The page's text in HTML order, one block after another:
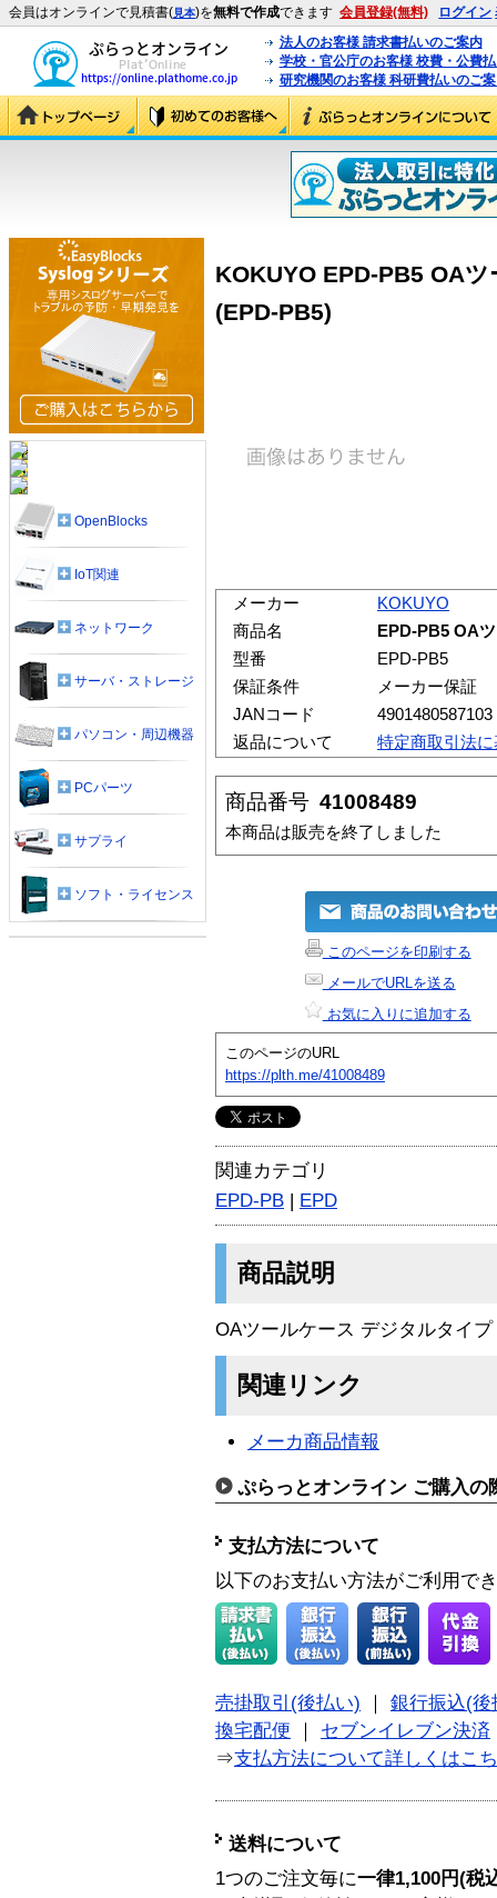
会員はオンラインで見積書(見本)を無料で作成できます 会員登録(無料) ログイン
法人のお客様 請求書払いのご案内
学校・官公庁のお客様 校費・公費
研究機関のお客様 科研費払いのご
KOKUYO EPD-PB5 OA
(EPD-PB5)
メーカー
KOKUYO
商品名
EPD-PB5 OA
型番
EPD-PB5
保証条件
メーカー保証
JANコード
4901480587103
返品について
特定商取引法
商品番号 41008489
本商品は販売を終了しました
このページを印刷する
メールでURLを送る
お気に入りに追加する
このページのURL
https://plth.me/41008489
関連カテゴリ
EPD-PB | EPD
商品説明
OAツールケース デジタルタイプ
関連リンク
メーカ商品情報
ぷらっとオンライン ご購入の
支払方法について
以下のお支払い方法がご利用で
売掛取引(後払い)
銀行振込(後
換宅配便
セブンイレブン決済
⇒支払方法について詳しくはこ
送料について
1つのご注文毎に一律1,100円(税
OpenBlocks
IoT関連
ネットワーク
サーバ・ストレージ
パソコン・周辺機器
PCパーツ
サプライ
ソフト・ライセンス